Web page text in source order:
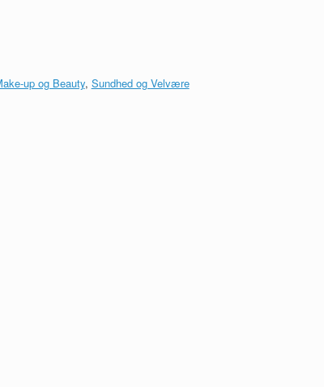
up og Beauty, Sundhed og Velvære